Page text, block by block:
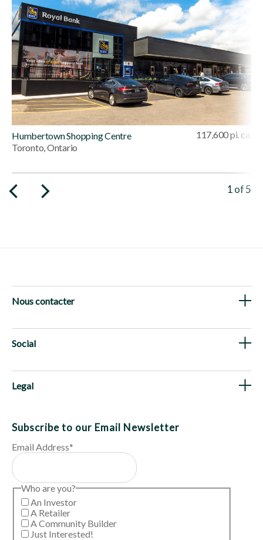
Viewing
1of5
Humbertown Shopping Centre
Toronto, Ontario
117,600 pi. ca.
Nous contacter
Social
Legal
Subscribe to our Email Newsletter
Email Address*
Who are you?
An Investor
A Retailer
A Community Builder
Just Interested!